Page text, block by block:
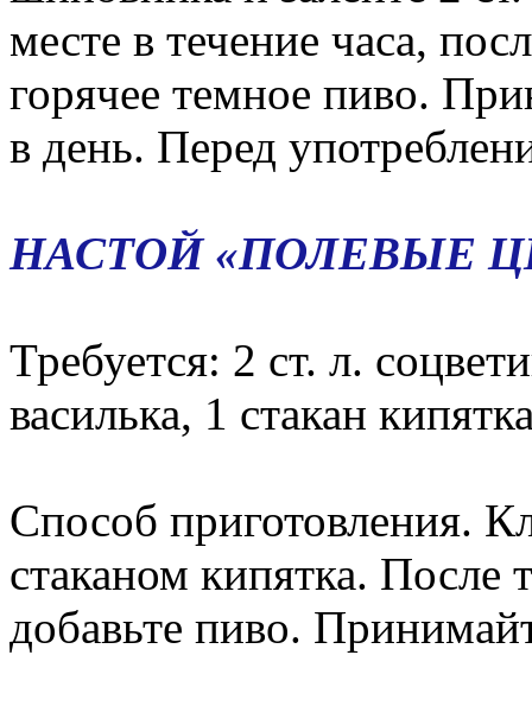
месте в течение часа,
горячее темное пиво.
в день. Перед
НАСТОЙ «ПОЛЕВЫЕ
Требуется: 2 ст. л.
василька, 1 стакан
Способ приготовления.
стаканом кипятка. После
добавьте пиво.